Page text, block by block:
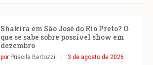
Shakira em São José do Rio Preto? O
que se sabe sobre possível show em
dezembro
por Priscila Bertozzi 3 de agosto de 2026